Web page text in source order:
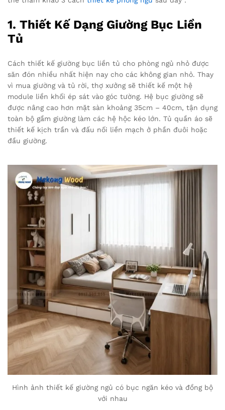
1. Thiết Kế Dạng Giường Bục Liền
Tủ
Cách thiết kế giường bục liền tủ cho phòng ngủ nhỏ được
săn đón nhiều nhất hiện nay cho các không gian nhỏ. Thay
vì mua giường và tủ rời, thợ xưởng sẽ thiết kế một hệ
module liền khối ép sát vào góc tường. Hệ bục giường sẽ
được nâng cao hơn mặt sàn khoảng 35cm – 40cm, tận dụng
toàn bộ gầm giường làm các hệ hộc kéo lớn. Tủ quần áo sẽ
thiết kế kịch trần và đấu nối liền mạch ở phần đuôi hoặc
đầu giường.
Hình ảnh thiết kế giường ngủ có bục ngăn kéo và đồng bộ
với nhau